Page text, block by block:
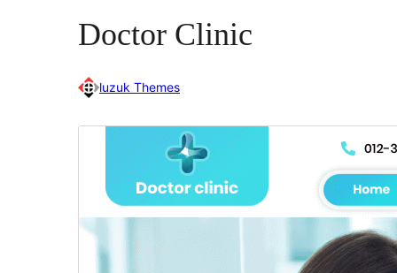
Doctor Clinic
luzuk Themes